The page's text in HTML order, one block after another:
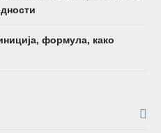
формула, како